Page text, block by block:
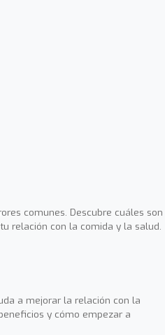
comunes. Descubre cuáles son
relación con la comida y la salud.
a mejorar la relación con la
y cómo empezar a